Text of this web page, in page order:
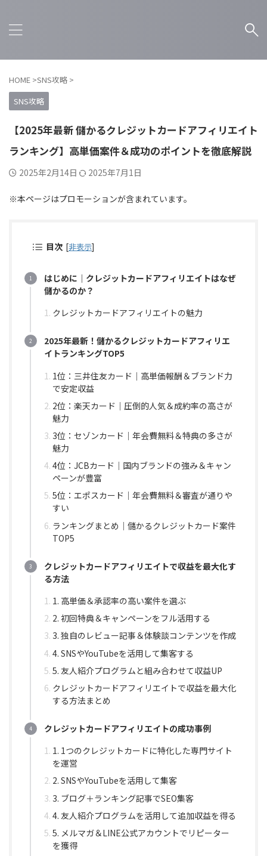
HOME >SNS攻略 >
SNS攻略
【2025年最新 儲かるクレジットカードアフィリエイト
ランキング】高単価案件＆成功のポイントを徹底解説
2025年2月14日 2025年7月1日
※本ページはプロモーションが含まれています。
目次 [非表示]
はじめに｜クレジットカードアフィリエイトはなぜ
儲かるのか？
クレジットカードアフィリエイトの魅力
2025年最新！儲かるクレジットカードアフィリエ
イトランキングTOP5
1位：三井住友カード｜高単価報酬＆ブランド力
で安定収益
2位：楽天カード｜圧倒的人気＆成約率の高さが
魅力
3位：セゾンカード｜年会費無料＆特典の多さが
魅力
4位：JCBカード｜国内ブランドの強み＆キャン
ペーンが豊富
5位：エポスカード｜年会費無料＆審査が通りや
すい
ランキングまとめ｜儲かるクレジットカード案件
TOP5
クレジットカードアフィリエイトで収益を最大化す
る方法
1. 高単価＆承認率の高い案件を選ぶ
2. 初回特典＆キャンペーンをフル活用する
3. 独自のレビュー記事＆体験談コンテンツを作成
4. SNSやYouTubeを活用して集客する
5. 友人紹介プログラムと組み合わせて収益UP
クレジットカードアフィリエイトで収益を最大化
する方法まとめ
クレジットカードアフィリエイトの成功事例
1. 1つのクレジットカードに特化した専門サイト
を運営
2. SNSやYouTubeを活用して集客
3. ブログ＋ランキング記事でSEO集客
4. 友人紹介プログラムを活用して追加収益を得る
5. メルマガ＆LINE公式アカウントでリピーター
を獲得